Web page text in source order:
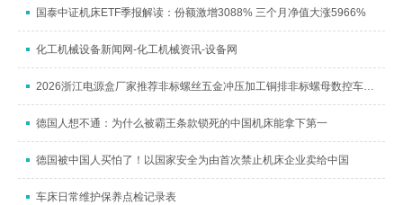
国泰中证机床ETF季报解读：份额激增3088% 三个月净值大涨5966%
化工机械设备新闻网-化工机械资讯-设备网
2026浙江电源盒厂家推荐非标螺丝五金冲压加工铜排非标螺母数控车床加工厂家优选指南！
德国人想不通：为什么被霸王条款锁死的中国机床能拿下第一
德国被中国人买怕了！以国家安全为由首次禁止机床企业卖给中国
车床日常维护保养点检记录表